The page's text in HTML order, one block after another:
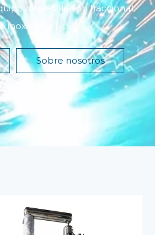
de destilación fraccional
inoxidable 5L
Sobre nosotros